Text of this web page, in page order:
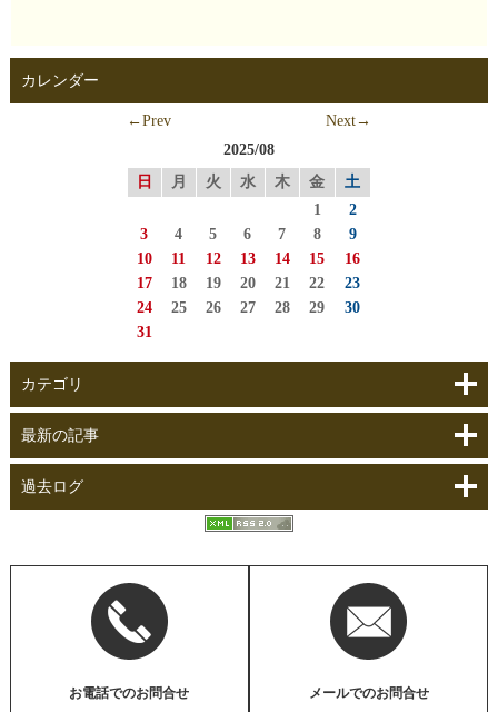
カレンダー
←Prev
Next→
2025/08
日
月 火 水 木 金
土
1
2
3
4 5 6 7 8
9
10
11 12 13 14 15
16
17
18 19 20 21 22
23
24
25 26 27 28 29
30
31
カテゴリ
最新の記事
過去ログ
お電話でのお問合せ メールでのお問合せ